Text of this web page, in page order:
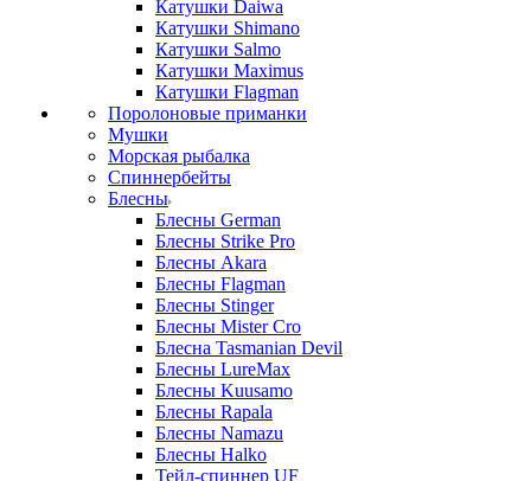
Катушки Daiwa
Катушки Shimano
Катушки Salmo
Катушки Maximus
Катушки Flagman
Поролоновые приманки
Мушки
Морская рыбалка
Спиннербейты
Блесны
Блесны German
Блесны Strike Pro
Блесны Akara
Блесны Flagman
Блесны Stinger
Блесны Mister Cro
Блесна Tasmanian Devil
Блесны LureMax
Блесны Kuusamo
Блесны Rapala
Блесны Namazu
Блесны Halko
Тейл-спиннер UF